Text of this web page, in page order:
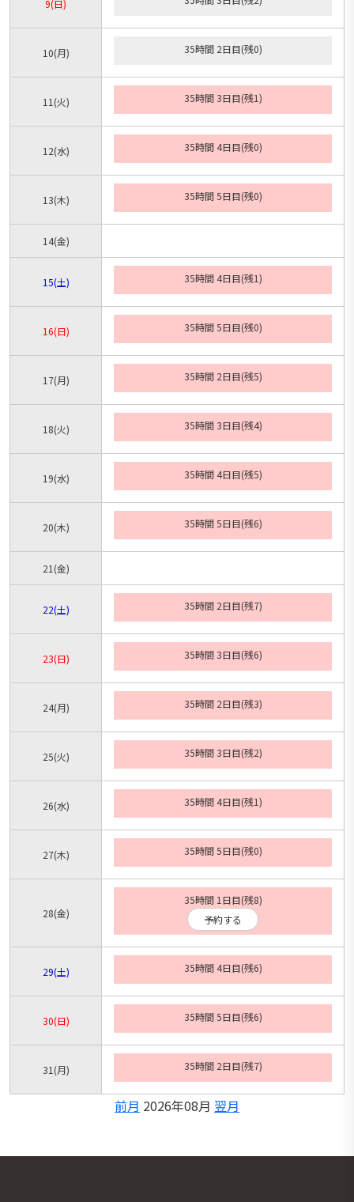
9(日)
10(月) 35時間 2日目(残0)
11(火) 35時間 3日目(残1)
12(水) 35時間 4日目(残0)
13(木) 35時間 5日目(残0)
14(金)
15(土) 35時間 4日目(残1)
16(日) 35時間 5日目(残0)
17(月) 35時間 2日目(残5)
18(火) 35時間 3日目(残4)
19(水) 35時間 4日目(残5)
20(木) 35時間 5日目(残6)
21(金)
22(土) 35時間 2日目(残7)
23(日) 35時間 3日目(残6)
24(月) 35時間 2日目(残3)
25(火) 35時間 3日目(残2)
26(水) 35時間 4日目(残1)
27(木) 35時間 5日目(残0)
28(金)
35時間 1日目(残8)
予約する
29(土) 35時間 4日目(残6)
30(日) 35時間 5日目(残6)
31(月) 35時間 2日目(残7)
前月 2026年08月 翌月